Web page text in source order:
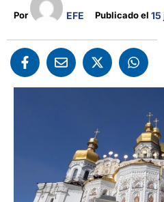
Por EFE Publicado el